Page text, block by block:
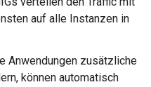
auf alle Instanzen in
Anwendungen zusätzliche
können automatisch